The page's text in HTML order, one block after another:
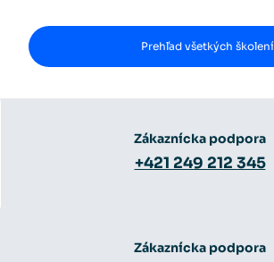
Prehľad všetkých školení
Zákaznícka podpora
+421 249 212 345
Zákaznícka podpora